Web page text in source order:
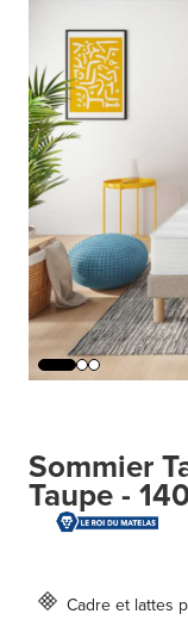
Sommier
Taupe -
Cadre et lattes